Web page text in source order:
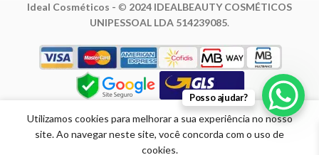
Ideal Cosméticos - © 2024 IDEALBEAUTY COSMÉTICOS
UNIPESSOAL LDA 514239085.
Utilizamos cookies para melhorar a sua experiência no nosso
site. Ao navegar neste site, você concorda com o uso de
cookies.
Recargas de
Lixa Elétrica
€5,60 €
com IVA
Promoção
Posso ajudar?